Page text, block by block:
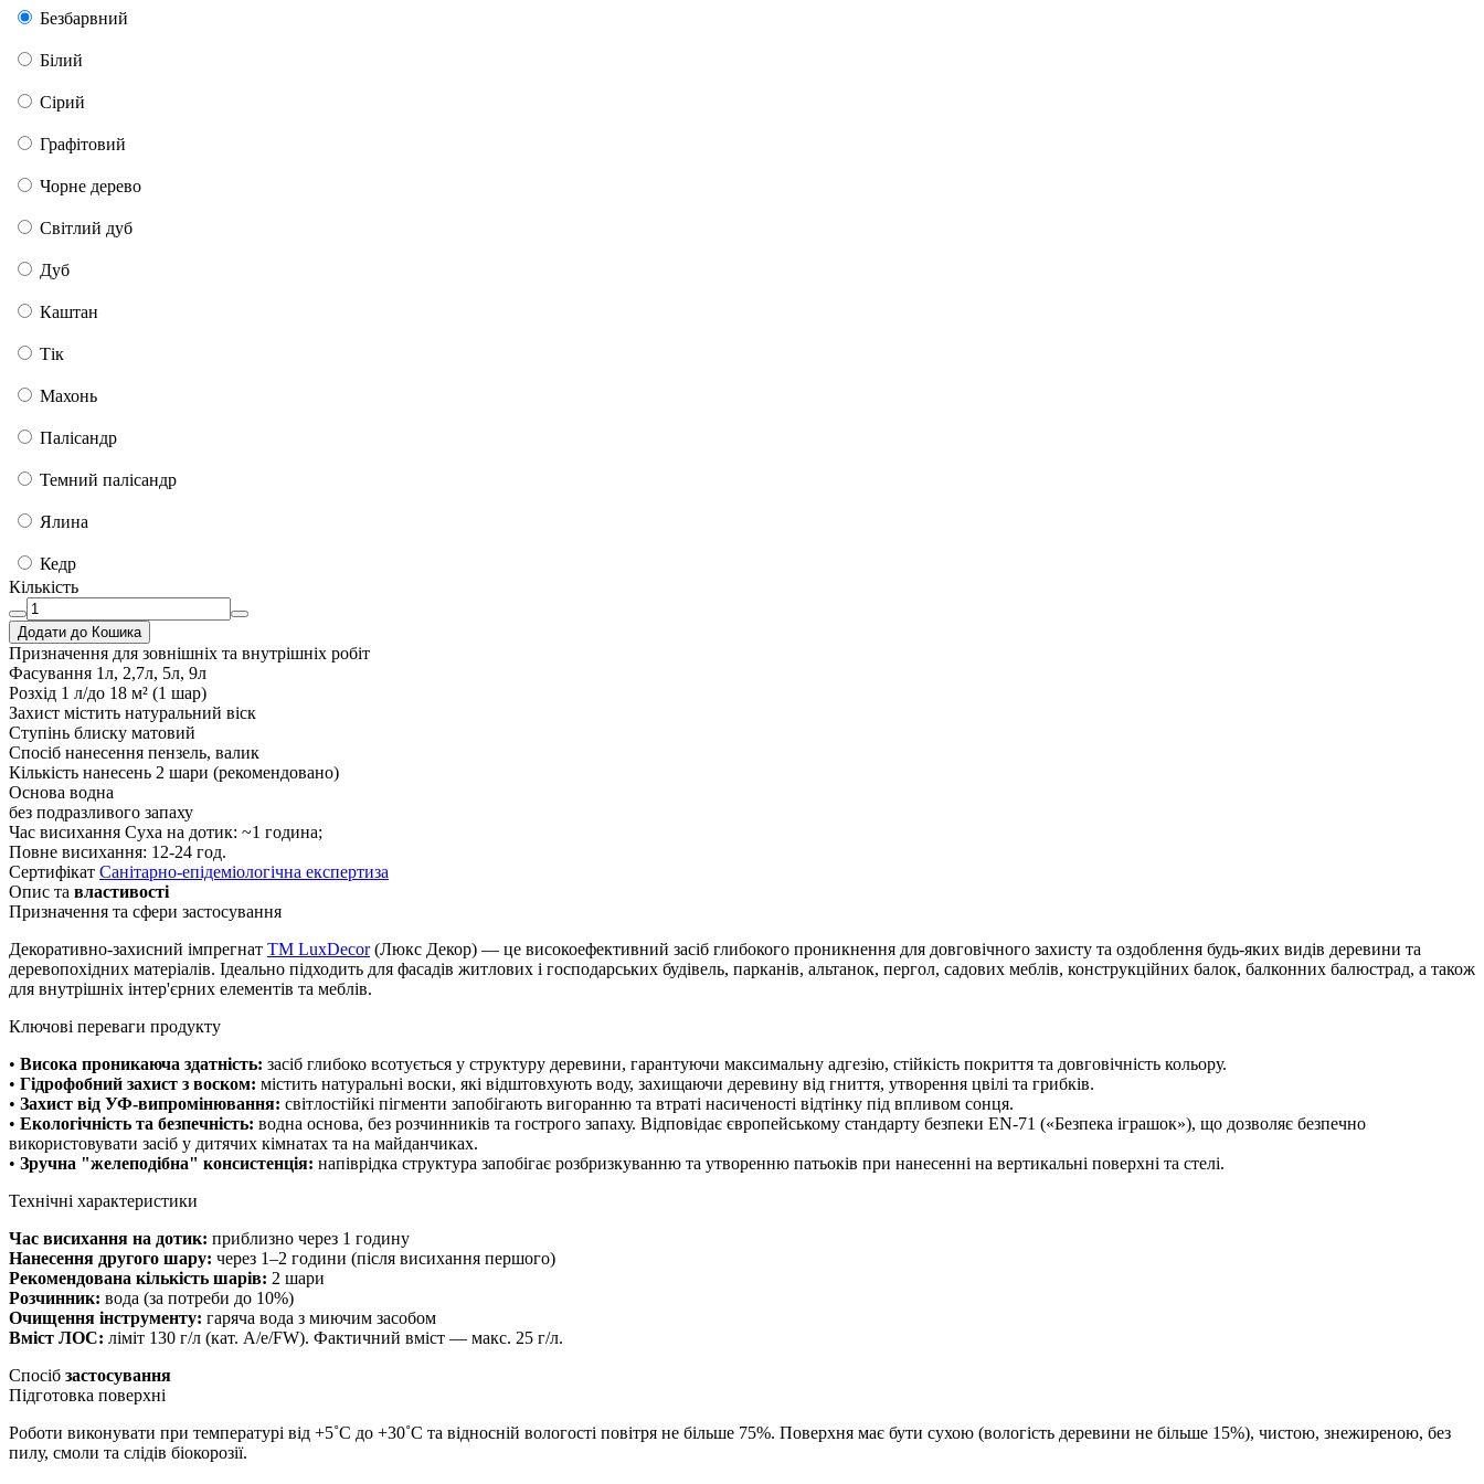
Безбарвний
Білий
Сірий
Графітовий
Чорне дерево
Світлий дуб
Дуб
Каштан
Тік
Махонь
Палісандр
Темний палісандр
Ялина
Кедр
Кількість
Додати до Кошика
Призначення для зовнішніх та внутрішніх робіт
Фасування 1л, 2,7л, 5л, 9л
Розхід 1 л/до 18 м² (1 шар)
Захист містить натуральний віск
Ступінь блиску матовий
Спосіб нанесення пензель, валик
Кількість нанесень 2 шари (рекомендовано)
Основа водна
без подразливого запаху
Час висихання Суха на дотик: ~1 година;
Повне висихання: 12-24 год.
Сертифікат Санітарно-епідеміологічна експертиза
Опис та властивості
Призначення та сфери застосування
Декоративно-захисний імпрегнат TM LuxDecor(Люкс Декор) — це високоефективний засіб глибокого проникнення для довговічного захисту та оздоблення будь-яких видів деревини та
деревопохідних матеріалів. Ідеально підходить для фасадів житлових і господарських будівель, парканів, альтанок, пергол, садових меблів, конструкційних балок, балконних балюстрад, а також
для внутрішніх інтер'єрних елементів та меблів.
Ключові переваги продукту
• Висока проникаюча здатність: засіб глибоко всотується у структуру деревини, гарантуючи максимальну адгезію, стійкість покриття та довговічність кольору.
• Гідрофобний захист з воском: містить натуральні воски, які відштовхують воду, захищаючи деревину від гниття, утворення цвілі та грибків.
• Захист від УФ-випромінювання: світлостійкі пігменти запобігають вигоранню та втраті насиченості відтінку під впливом сонця.
• Екологічність та безпечність: водна основа, без розчинників та гострого запаху. Відповідає європейському стандарту безпеки EN-71 («Безпека іграшок»), що дозволяє безпечно
використовувати засіб у дитячих кімнатах та на майданчиках.
• Зручна "желеподібна" консистенція: напіврідка структура запобігає розбризкуванню та утворенню патьоків при нанесенні на вертикальні поверхні та стелі.
Технічні характеристики
Час висихання на дотик: приблизно через 1 годину
Нанесення другого шару: через 1–2 години (після висихання першого)
Рекомендована кількість шарів: 2 шари
Розчинник: вода (за потреби до 10%)
Очищення інструменту: гаряча вода з миючим засобом
Вміст ЛОС: ліміт 130 г/л (кат. A/e/FW). Фактичний вміст — макс. 25 г/л.
Спосіб застосування
Підготовка поверхні
Роботи виконувати при температурі від +5˚С до +30˚С та відносній вологості повітря не більше 75%. Поверхня має бути сухою (вологість деревини не більше 15%), чистою, знежиреною, без
пилу, смоли та слідів біокорозії.